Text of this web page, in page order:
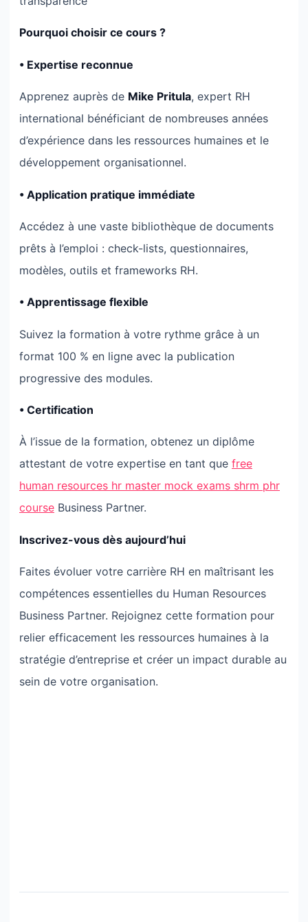
Pourquoi choisir ce cours ?
• Expertise reconnue
Apprenez auprès de Mike Pritula, expert RH
international bénéficiant de nombreuses années
d’expérience dans les ressources humaines et le
développement organisationnel.
• Application pratique immédiate
Accédez à une vaste bibliothèque de documents
prêts à l’emploi : check-lists, questionnaires,
modèles, outils et frameworks RH.
• Apprentissage flexible
Suivez la formation à votre rythme grâce à un
format 100 % en ligne avec la publication
progressive des modules.
• Certification
À l’issue de la formation, obtenez un diplôme
attestant de votre expertise en tant que free
human resources hr master mock exams shrm phr
course Business Partner.
Inscrivez-vous dès aujourd’hui
Faites évoluer votre carrière RH en maîtrisant les
compétences essentielles du Human Resources
Business Partner. Rejoignez cette formation pour
relier efficacement les ressources humaines à la
stratégie d’entreprise et créer un impact durable au
sein de votre organisation.